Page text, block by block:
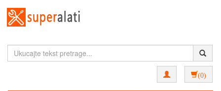
(0)